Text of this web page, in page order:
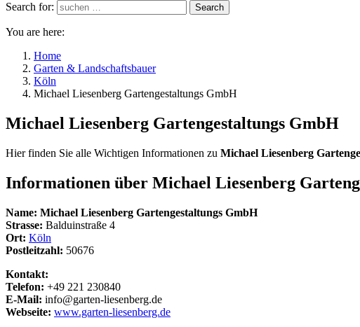
Search for:
Search
You are here:
Home
Garten & Landschaftsbauer
Köln
Michael Liesenberg Gartengestaltungs GmbH
Michael Liesenberg Gartengestaltungs GmbH
Hier finden Sie alle Wichtigen Informationen zu Michael Liesenberg
Informationen über Michael Liesenberg
Name: Michael Liesenberg Gartengestaltungs GmbH
Strasse: Balduinstraße 4
Ort: Köln
Postleitzahl: 50676
Kontakt:
Telefon: +49 221 230840
E-Mail: info@garten-liesenberg.de
Webseite: www.garten-liesenberg.de